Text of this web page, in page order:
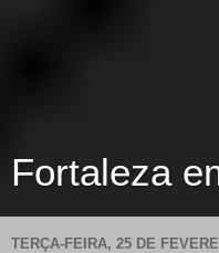
Fortaleza
TERÇA-FEIRA, 25 DE